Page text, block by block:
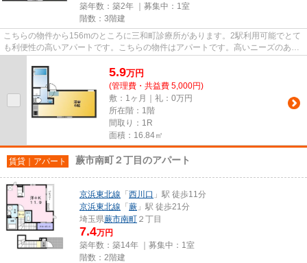
築年数：築2年 ｜募集中： 1室
階数：3階建
こちらの物件から156mのところに三和町診療所があります。2駅利用可能でとて
も利便性の高いアパートです。こちらの物件はアパートです。高いニーズのあ
5.9万円
(管理費・共益費 5,000円)
敷：1ヶ月｜礼：0万円
所在階：1階
間取り：1R
面積：16.84㎡
賃貸｜アパート 蕨市南町２丁目のアパート
京浜東北線 「 西川口 」駅 徒歩11分
京浜東北線 「 蕨 」駅 徒歩21分
埼玉県蕨市南町 ２丁目
7.4万円
築年数：築14年 ｜募集中： 1室
階数：2階建